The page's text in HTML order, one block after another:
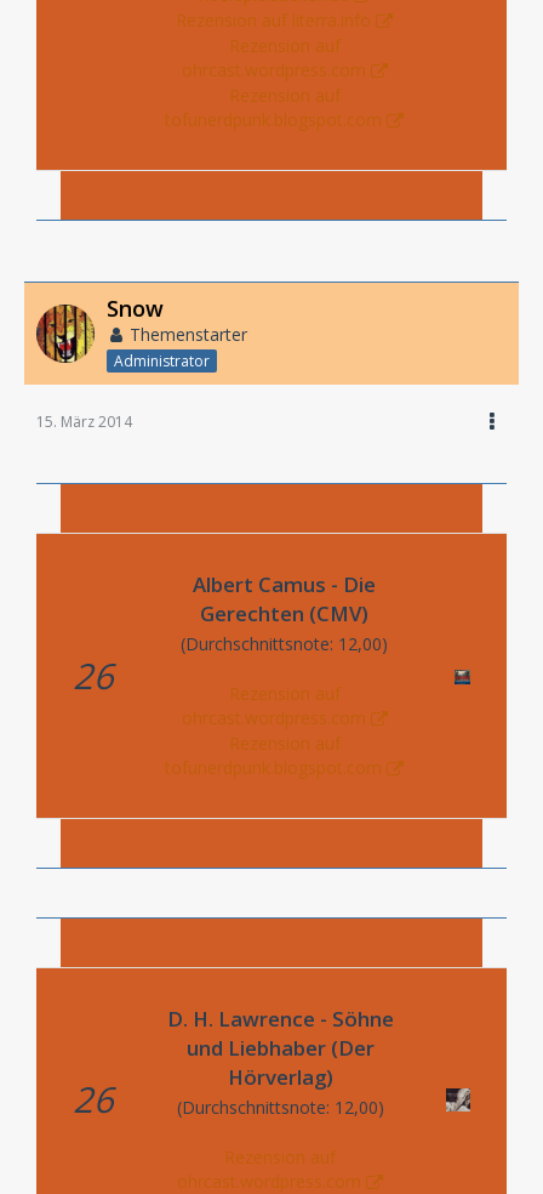
Rezension auf literra.info
Rezension auf
ohrcast.wordpress.com
Rezension auf
tofunerdpunk.blogspot.com
Snow
Themenstarter
Administrator
15. März 2014
26
Albert Camus - Die
Gerechten (CMV)
(Durchschnittsnote: 12,00)
Rezension auf
ohrcast.wordpress.com
Rezension auf
tofunerdpunk.blogspot.com
26
D. H. Lawrence - Söhne
und Liebhaber (Der
Hörverlag)
(Durchschnittsnote: 12,00)
Rezension auf
ohrcast.wordpress.com